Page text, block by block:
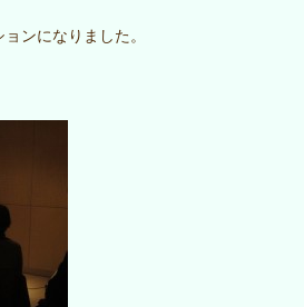
ンになりました。